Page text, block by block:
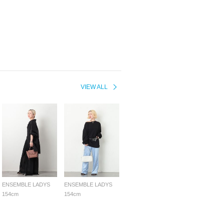
VIEW ALL
ENSEMBLE LADYS
154cm
ENSEMBLE LADYS
154cm